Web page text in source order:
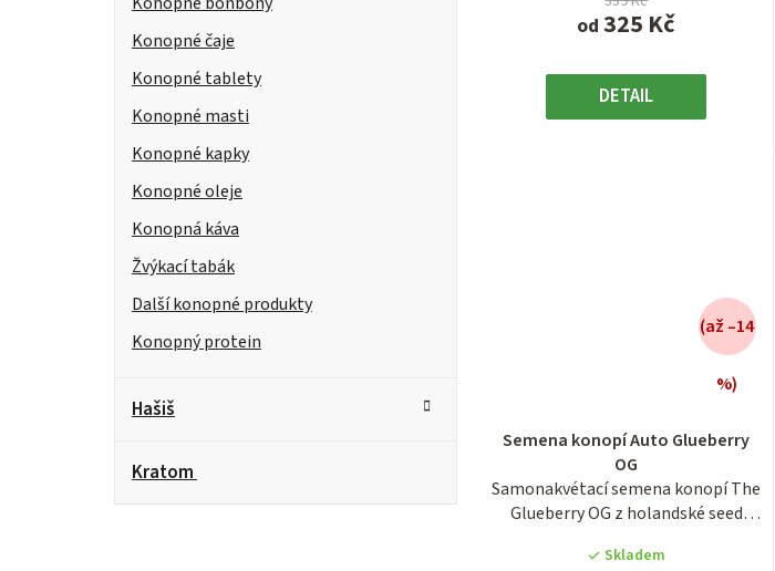
Konopné čaje
Konopné tablety
Konopné masti
Konopné kapky
Konopné oleje
Konopná káva
Žvýkací tabák
Další konopné produkty
Konopný protein
Hašiš
Kratom
od 325 Kč
DETAIL
Semena konopí Auto Glueberry
OG
Samonakvétací semena konopí The
Glueberry OG z holandské seed
Skladem
(až –14
%)
produktu
je
3,9
z
hvězdiček.